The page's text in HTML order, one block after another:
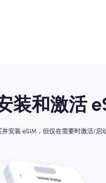
装和激活
安装 eSIM，但仅在需要时激活/启